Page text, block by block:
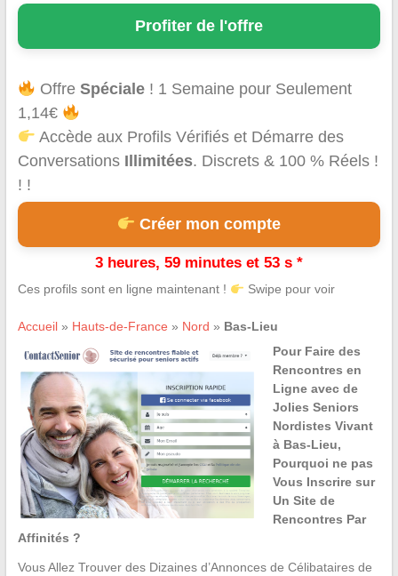
Profiter de l'offre
OffreSpéciale ! 1 Semaine pour Seulement
1,14€
Accède aux Profils Vérifiés et Démarre des
Conversations Illimitées. Discrets & 100 % Réels !
! !
Créer mon compte
3 heures, 59 minutes et 53 s *
Ces profils sont en ligne maintenant ! Swipe pour voir
Accueil» Hauts-de-France » Nord » Bas-Lieu
Pour Faire des
Rencontres en
Ligne avec de
Jolies Seniors
Nordistes Vivant
à Bas-Lieu,
Pourquoi ne pas
Vous Inscrire sur
Un Site de
Rencontres Par
Affinités ?
Vous Allez Trouver des Dizaines d’Annonces de Célibataires de